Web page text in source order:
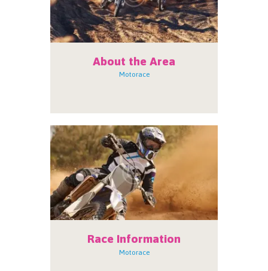
About the Area
Motorace
Race Information
Motorace